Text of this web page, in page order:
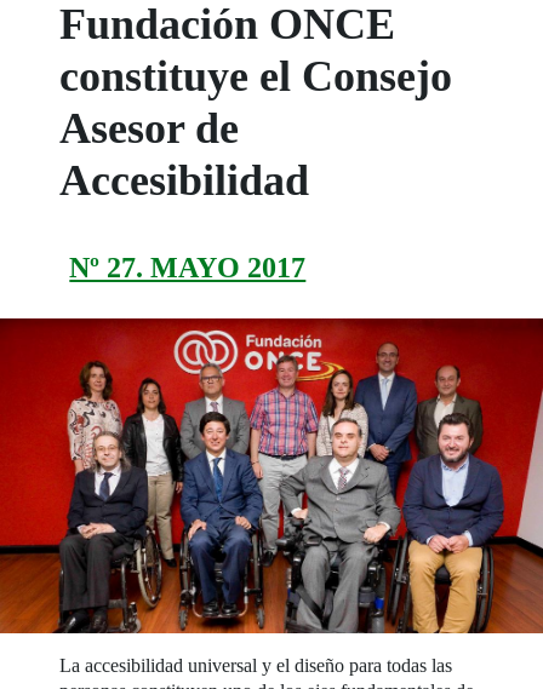
Fundación ONCE
constituye el Consejo
Asesor de
Accesibilidad
Nº 27. MAYO 2017
La accesibilidad universal y el diseño para todas las